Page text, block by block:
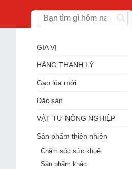
GIA VỊ
HÀNG THANH LÝ
Gạo lúa mới
Đặc sản
VẬT TƯ NÔNG NGHIỆP
Sản phẩm thiên nhiên
Chăm sóc sức khoẻ
Sản phẩm khác